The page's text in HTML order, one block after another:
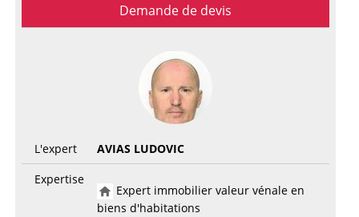
Demande de devis
L'expert
AVIAS LUDOVIC
Expertise
Expert immobilier valeur vénale en
biens d'habitations